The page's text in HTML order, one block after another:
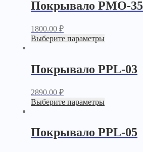
Покрывало PМО-35
1800.00 ₽
Выберите параметры
Покрывало PPL-03
2890.00 ₽
Выберите параметры
Покрывало PPL-05